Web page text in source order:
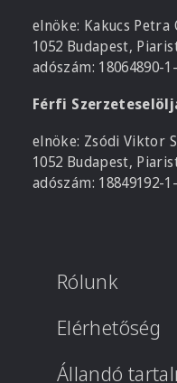
elnöke: Kakucs Petra
1052 Budapest,
adószám: 18064890-
Férfi
elnöke: Zsódi Viktor
1052 Budapest,
adószám: 18849192-
Rólunk
Elérhetőség
Állandó